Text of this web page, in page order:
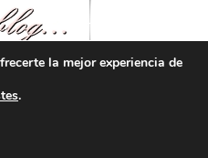
la mejor experiencia de
.